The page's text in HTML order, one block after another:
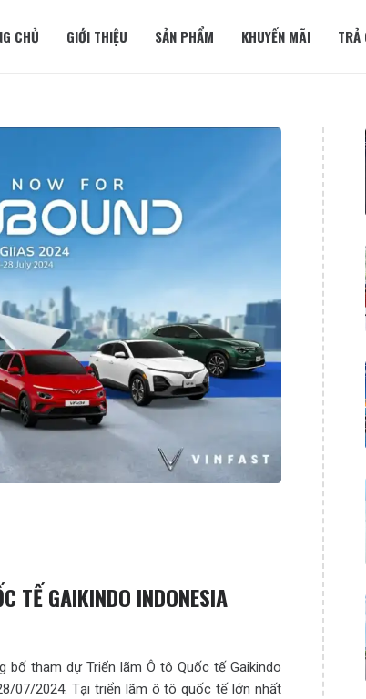
CHỦ GIỚI THIỆU SẢN PHẨM KHUYẾN MÃI TRẢ
TẾ GAIKINDO INDONESIA
bố tham dự Triển lãm Ô tô Quốc tế Gaikindo
07/2024. Tại triển lãm ô tô quốc tế lớn nhất